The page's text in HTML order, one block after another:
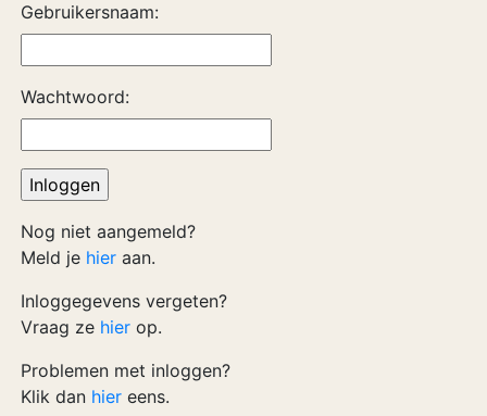
Gebruikersnaam:
Wachtwoord:
Nog niet aangemeld?
Meld je hier aan.
Inloggegevens vergeten?
Vraag ze hier op.
Problemen met inloggen?
Klik dan hier eens.